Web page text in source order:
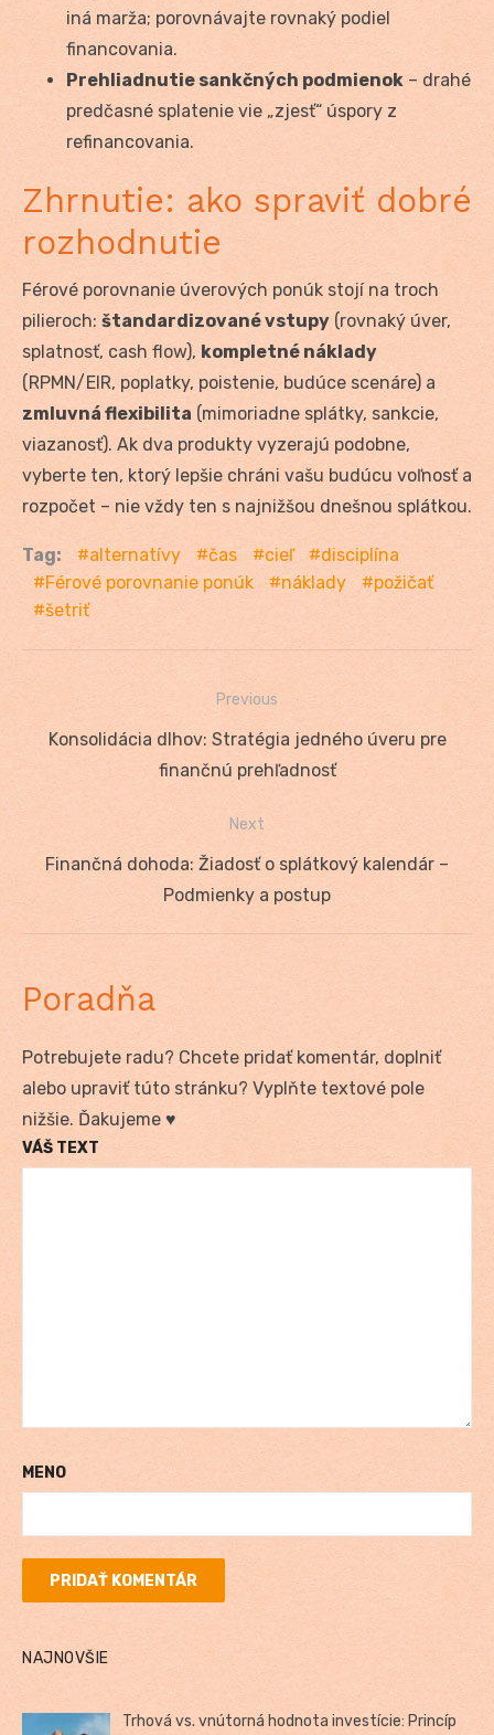
iná marža; porovnávajte rovnaký podiel
financovania.
Prehliadnutie sankčných podmienok – drahé
predčasné splatenie vie „zjesť“ úspory z
refinancovania.
Zhrnutie: ako spraviť dobré
rozhodnutie
Férové porovnanie úverových ponúk stojí na troch
pilieroch: štandardizované vstupy (rovnaký úver,
splatnosť, cash flow), kompletné náklady
(RPMN/EIR, poplatky, poistenie, budúce scenáre) a
zmluvná flexibilita (mimoriadne splátky, sankcie,
viazanosť). Ak dva produkty vyzerajú podobne,
vyberte ten, ktorý lepšie chráni vašu budúcu voľnosť a
rozpočet – nie vždy ten s najnižšou dnešnou splátkou.
Tag: alternatívy čas cieľ
disciplína
Férové porovnanie ponúk
náklady
požičať
šetriť
Navigácia
Previous
Previous
Konsolidácia dlhov: Stratégia jedného úveru pre
finančnú prehľadnosť
Next
Next
Finančná dohoda: Žiadosť o splátkový kalendár –
Podmienky a postup
Poradňa
Potrebujete radu? Chcete pridať komentár, doplniť
alebo upraviť túto stránku? Vyplňte textové pole
nižšie. Ďakujeme ♥
VÁŠ TEXT
MENO
NAJNOVŠIE
Trhová vs. vnútorná hodnota investície: Princíp